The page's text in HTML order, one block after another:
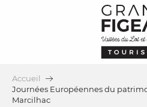
Accueil
Journées Européennes du
Marcilhac